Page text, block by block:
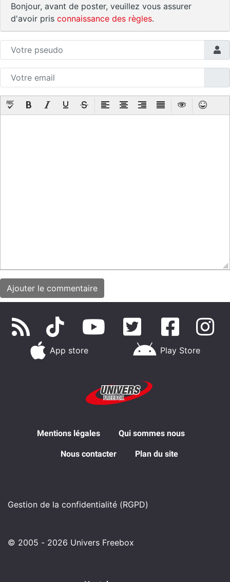
Bonjour, avant de poster, veuillez vous assurer
d'avoir pris connaissance des règles.
App store Play Store
Mentions légales Qui sommes nous
Nous contacter Plan du site
Gestion de la confidentialité (RGPD)
© 2005 - 2026 Univers Freebox